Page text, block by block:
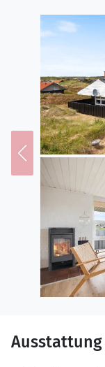
Ausstattung